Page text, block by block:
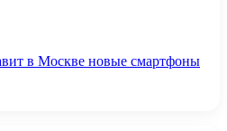
в Москве новые смартфоны